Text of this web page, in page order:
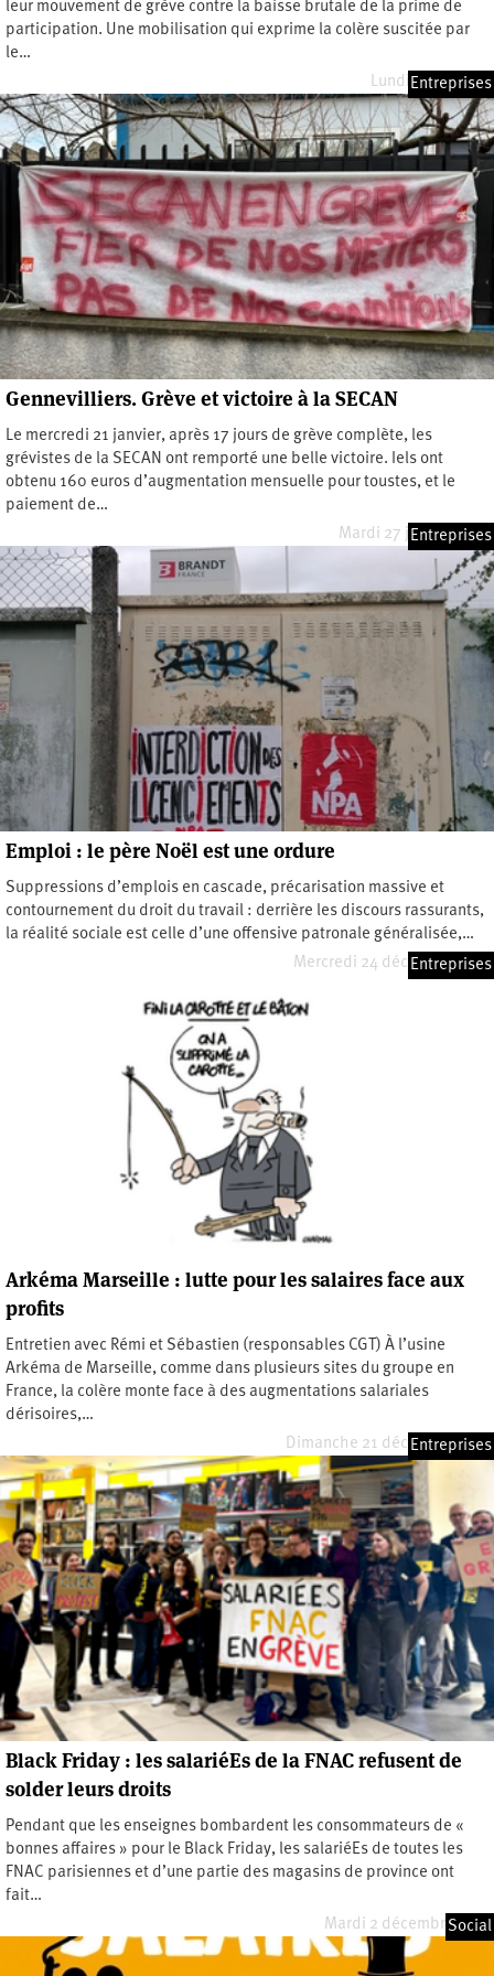
leur mouvement de grève contre la baisse brutale de la prime de
participation. Une mobilisation qui exprime la colère suscitée par
le…
Lundi 8 juin 2026
Entreprises
Gennevilliers. Grève et victoire à la SECAN
Le mercredi 21 janvier, après 17 jours de grève complète, les
grévistes de la SECAN ont remporté une belle victoire. Iels ont
obtenu 160 euros d’augmentation mensuelle pour toustes, et le
paiement de…
Mardi 27 janvier 2026
Entreprises
Emploi : le père Noël est une ordure
Suppressions d’emplois en cascade, précarisation massive et
contournement du droit du travail : derrière les discours rassurants,
la réalité sociale est celle d’une offensive patronale généralisée,…
Mercredi 24 décembre 2025
Entreprises
Arkéma Marseille : lutte pour les salaires face aux
profits
Entretien avec Rémi et Sébastien (responsables CGT) À l’usine
Arkéma de Marseille, comme dans plusieurs sites du groupe en
France, la colère monte face à des augmentations salariales
dérisoires,…
Dimanche 21 décembre 2025
Entreprises
Black Friday : les salariéEs de la FNAC refusent de
solder leurs droits
Pendant que les enseignes bombardent les consommateurs de «
bonnes affaires » pour le Black Friday, les salariéEs de toutes les
FNAC parisiennes et d’une partie des magasins de province ont
fait…
Mardi 2 décembre 2025
Social